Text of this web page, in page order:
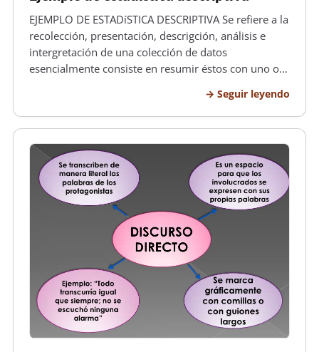
EJEMPLO DE ESTADíSTICA DESCRIPTIVA Se refiere a la
recolección, presentación, descrigción, análisis e
intergretación de una colección de datos
esencialmente consiste en resumir éstos con uno o
descriptivas) gue caracterizan la totalidad de
mismos. La estadística Descriptiva es el…
Seguir leyendo